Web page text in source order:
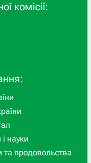
комісії:
і науки
та продовольства